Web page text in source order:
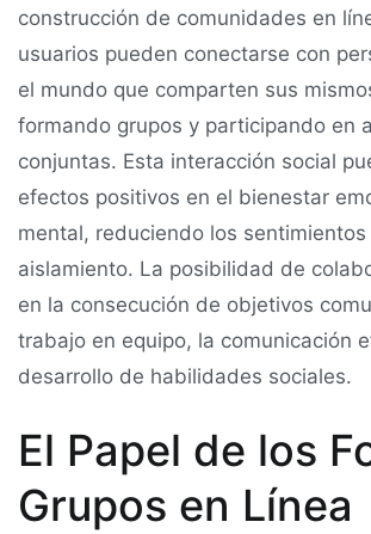
construcción de comunidades en
usuarios pueden conectarse con
el mundo que comparten sus
formando grupos y participando en
conjuntas. Esta interacción social
efectos positivos en el bienestar
mental, reduciendo los
aislamiento. La posibilidad de
en la consecución de objetivos
trabajo en equipo, la comunicación
desarrollo de habilidades sociales.
El Papel de los
Grupos en Línea